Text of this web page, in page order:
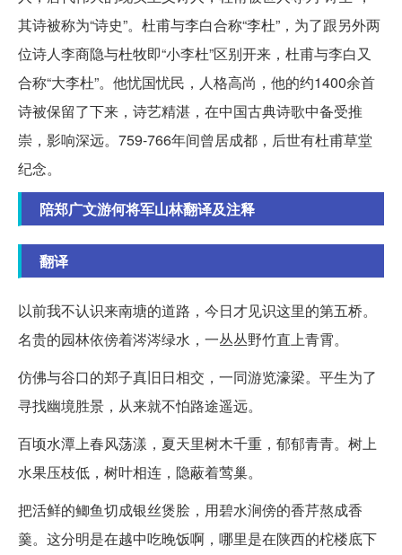
其诗被称为“诗史”。杜甫与李白合称“李杜”，为了跟另外两
位诗人李商隐与杜牧即“小李杜”区别开来，杜甫与李白又
合称“大李杜”。他忧国忧民，人格高尚，他的约1400余首
诗被保留了下来，诗艺精湛，在中国古典诗歌中备受推
崇，影响深远。759-766年间曾居成都，后世有杜甫草堂
纪念。
陪郑广文游何将军山林翻译及注释
翻译
以前我不认识来南塘的道路，今日才见识这里的第五桥。
名贵的园林依傍着涔涔绿水，一丛丛野竹直上青霄。
仿佛与谷口的郑子真旧日相交，一同游览濠梁。平生为了
寻找幽境胜景，从来就不怕路途遥远。
百顷水潭上春风荡漾，夏天里树木千重，郁郁青青。树上
水果压枝低，树叶相连，隐蔽着莺巢。
把活鲜的鲫鱼切成银丝煲脍，用碧水涧傍的香芹熬成香
羹。这分明是在越中吃晚饭啊，哪里是在陕西的柁楼底下